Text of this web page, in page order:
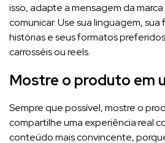
isso, adapte a mensagem da
comunicar. Use sua linguagem,
histórias e seus formatos
carrosséis ou reels.
Mostre o produto em
Sempre que possível, mostre o
compartilhe uma experiência real
conteúdo mais convincente,